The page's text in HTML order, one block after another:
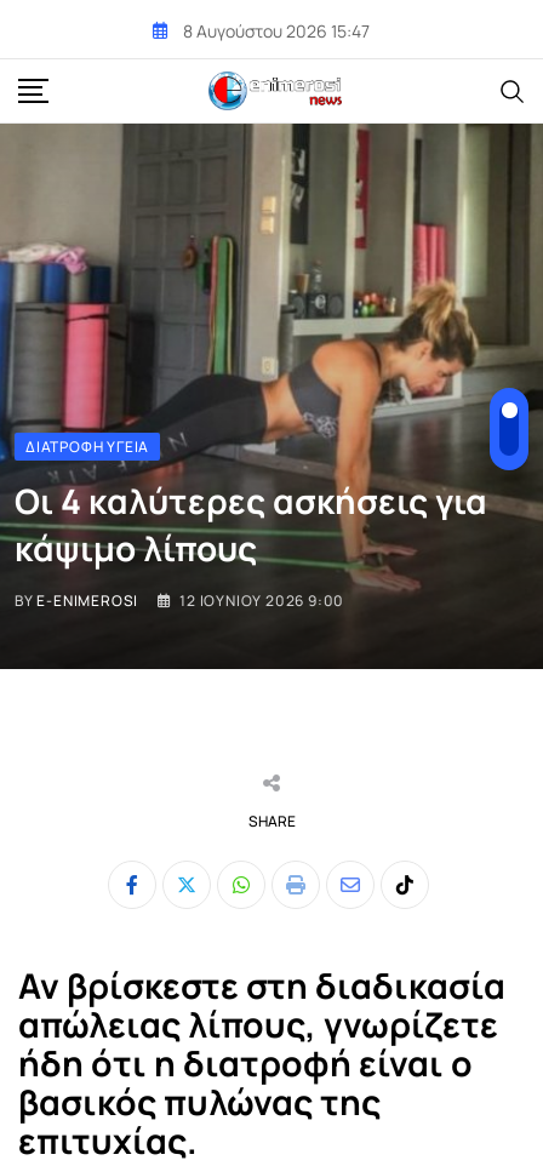
content
8 Αυγούστου 2026 15:47
ΔΙΑΤΡΟΦΉ ΥΓΕΊΑ
Οι 4 καλύτερες ασκήσεις για
κάψιμο λίπους
BYE-ENIMEROSI 12 ΙΟΥΝΊΟΥ 2026 9:00
SHARE
Whatsapp
Print
Share
Email
Tiktok
Αν βρίσκεστε στη διαδικασία
απώλειας λίπους, γνωρίζετε
ήδη ότι η διατροφή είναι ο
βασικός πυλώνας της
επιτυχίας.